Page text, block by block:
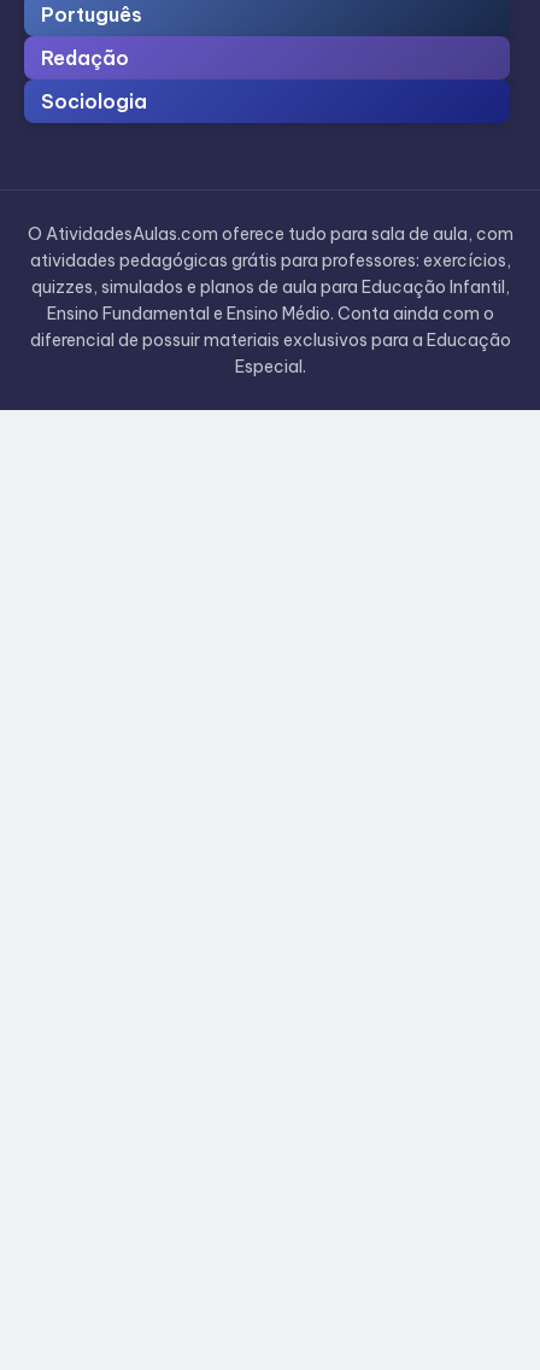
Português
Redação
Sociologia
O AtividadesAulas.com oferece tudo para sala de aula, com
atividades pedagógicas grátis para professores: exercícios,
quizzes, simulados e planos de aula para Educação Infantil,
Ensino Fundamental e Ensino Médio. Conta ainda com o
diferencial de possuir materiais exclusivos para a Educação
Especial.